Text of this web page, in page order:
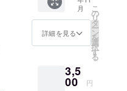
値段で
す。
月
詳細を見る
こ
の
リ
タ
ー
ン
を
選
択
す
る
3,5
00 円